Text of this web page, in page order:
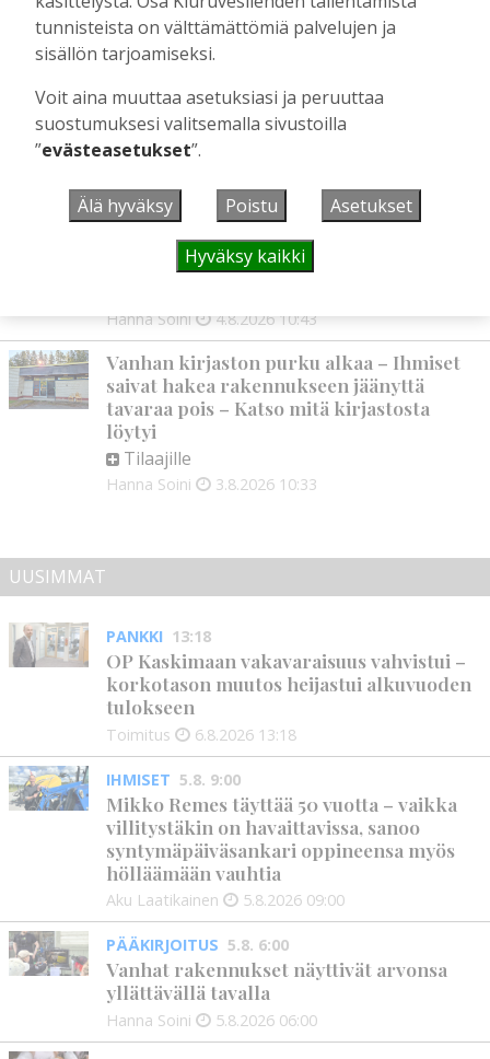
Tilaajille
Aku Laatikainen 5.8.2026 09:00
Kiuruvedellä? “Onhan sitä osannut
odottaa”, toteaa luomusikalan yrittäjä
Tilaajille
Liikuntasalin purku kovaa vauhtia
käynnissä – Pihalla kaivuutöitä jarruttaa
Hanna Soini 4.8.2026 10:43
Vanhan kirjaston purku alkaa – Ihmiset
saivat hakea rakennukseen jäänyttä
tavaraa pois – Katso mitä kirjastosta
löytyi
Tilaajille
Hanna Soini 3.8.2026 10:33
UUSIMMAT
PANKKI 13:18
OP Kaskimaan vakavaraisuus vahvistui –
korkotason muutos heijastui alkuvuoden
tulokseen
Toimitus 6.8.2026 13:18
IHMISET 5.8. 9:00
Mikko Remes täyttää 50 vuotta – vaikka
villitystäkin on havaittavissa, sanoo
syntymäpäiväsankari oppineensa myös
hölläämään vauhtia
Aku Laatikainen 5.8.2026 09:00
PÄÄKIRJOITUS 5.8. 6:00
Vanhat rakennukset näyttivät arvonsa
yllättävällä tavalla
Hanna Soini 5.8.2026 06:00
tunnisteista on välttämättömiä palvelujen ja
sisällön tarjoamiseksi.
Voit aina muuttaa asetuksiasi ja peruuttaa
suostumuksesi valitsemalla sivustoilla
”evästeasetukset”.
Älä hyväksy Poistu Asetukset
Hyväksy kaikki